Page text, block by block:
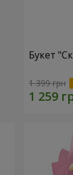
Букет
1 399 грн